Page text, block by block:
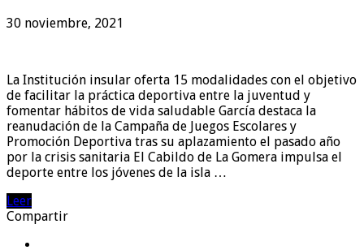
30 noviembre, 2021
La Institución insular oferta 15 modalidades con el objetivo
de facilitar la práctica deportiva entre la juventud y
fomentar hábitos de vida saludable García destaca la
reanudación de la Campaña de Juegos Escolares y
Promoción Deportiva tras su aplazamiento el pasado año
por la crisis sanitaria El Cabildo de La Gomera impulsa el
deporte entre los jóvenes de la isla …
Leer
Compartir